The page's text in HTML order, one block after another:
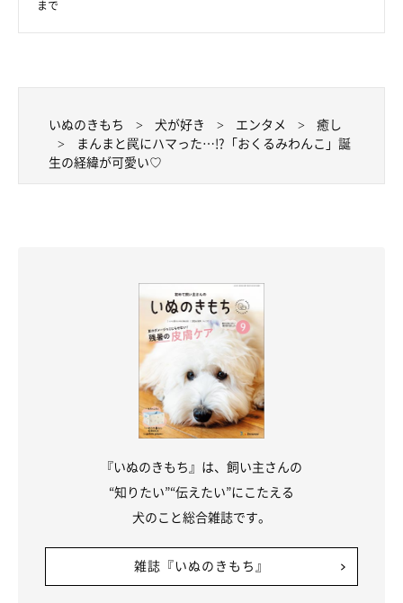
まで
いぬのきもち 犬が好き エンタメ
癒し
まんまと罠にハマった…!?「おくるみわんこ」誕
生の経緯が可愛い♡
『いぬのきもち』は、飼い主さんの
“知りたい”“伝えたい”にこたえる
犬のこと総合雑誌です。
雑誌『いぬのきもち』